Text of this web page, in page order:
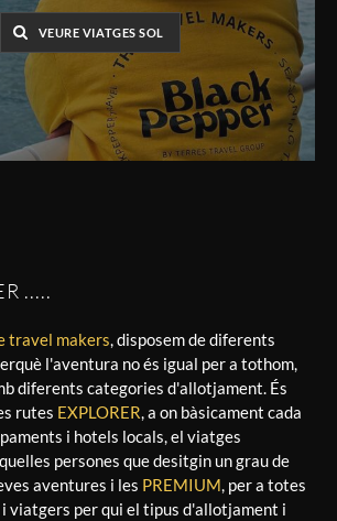
VEURE VIATGES SOL
.....
travel makers, disposem de diferents
l'aventura no és igual per a tothom,
diferents categories d'allotjament. És
rutes EXPLORER, a on bàsicament cada
i hotels locals, el viatges
persones que desitgin un grau de
aventures i les PREMIUM, per a totes
viatgers per qui el tipus d'allotjament i